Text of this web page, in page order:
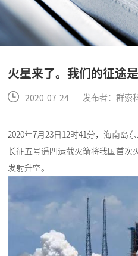
火星来了。我们的征途
2020-07-24 发布者：群索
2020年7月23日12时41分，海南岛
长征五号遥四运载火箭将我国首
发射升空。